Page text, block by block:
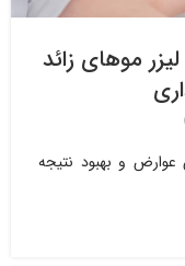
موهای زائد
عوارض و بهبود نتیجه